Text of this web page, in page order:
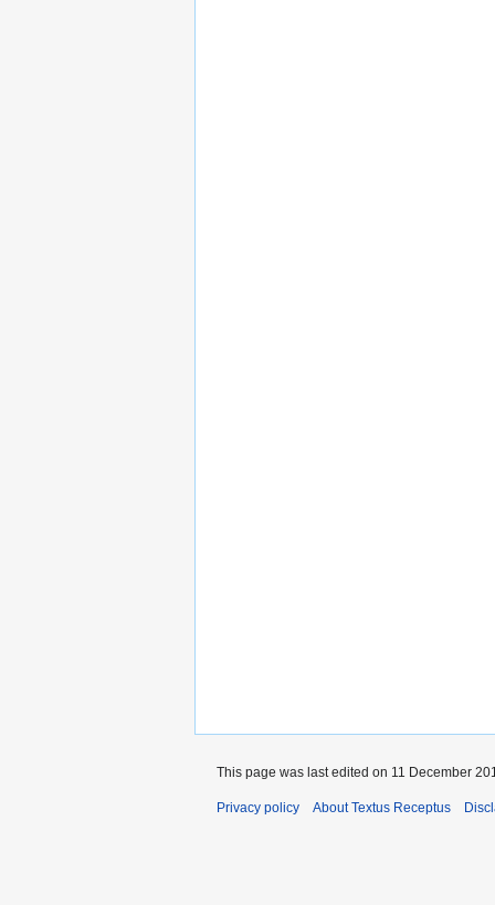
This page was last edited on 11 December
Privacy policy About Textus Receptus